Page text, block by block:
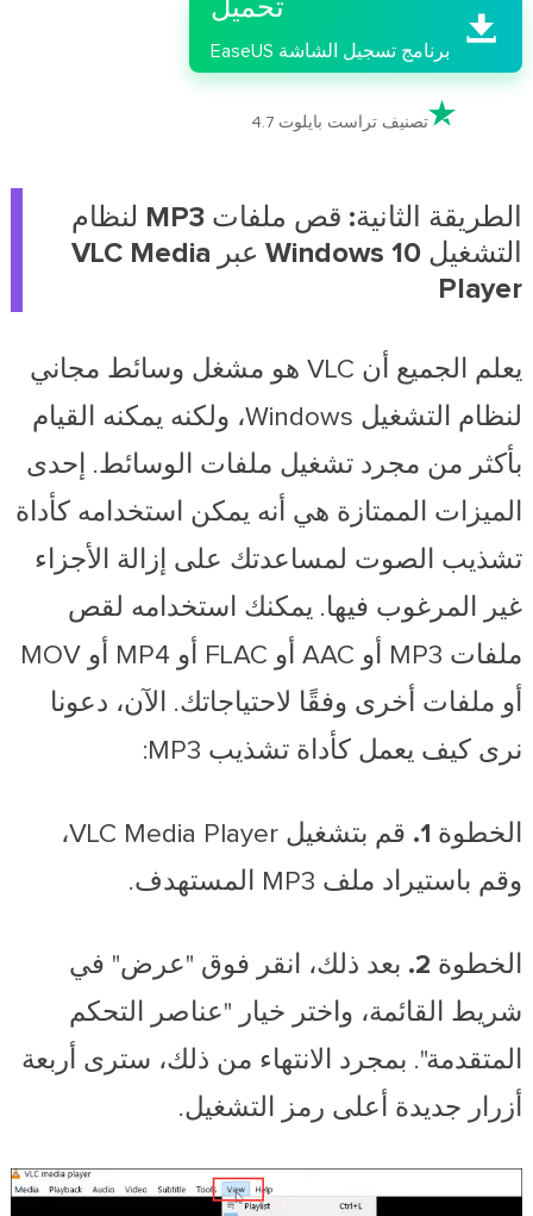

تحميل
برنامج تسجيل الشاشة EaseUS
تصنيف تراست بايلوت 4.7
الطريقة الثانية: قص ملفات MP3 لنظام
التشغيل Windows 10 عبر VLC Media
Player
يعلم الجميع أن VLC هو مشغل وسائط مجاني
لنظام التشغيل Windows، ولكنه يمكنه القيام
بأكثر من مجرد تشغيل ملفات الوسائط. إحدى
الميزات الممتازة هي أنه يمكن استخدامه كأداة
تشذيب الصوت لمساعدتك على إزالة الأجزاء
غير المرغوب فيها. يمكنك استخدامه لقص
ملفات MP3 أو AAC أو FLAC أو MP4 أو MOV
أو ملفات أخرى وفقًا لاحتياجاتك. الآن، دعونا
نرى كيف يعمل كأداة تشذيب MP3:
الخطوة 1.
قم بتشغيل VLC Media Player،
وقم باستيراد ملف MP3 المستهدف.
الخطوة 2.
بعد ذلك، انقر فوق "عرض" في
شريط القائمة، واختر خيار "عناصر التحكم
المتقدمة". بمجرد الانتهاء من ذلك، سترى أربعة
أزرار جديدة أعلى رمز التشغيل.